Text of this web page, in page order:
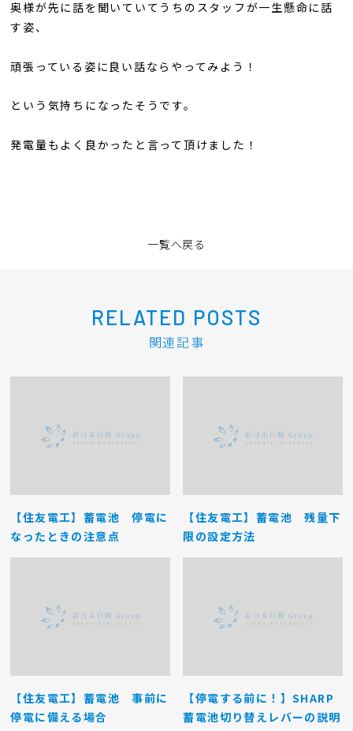
奥様が先に話を聞いていてうちのスタッフが一生懸命に話
す姿、
頑張っている姿に良い話ならやってみよう！
という気持ちになったそうです。
発電量もよく良かったと言って頂けました！
一覧へ戻る
RELATED POSTS
関連記事
【住友電工】蓄電池 停電に
なったときの注意点
【住友電工】蓄電池 残量下
限の設定方法
【住友電工】蓄電池 事前に
停電に備える場合
【停電する前に！】SHARP
蓄電池切り替えレバーの説明